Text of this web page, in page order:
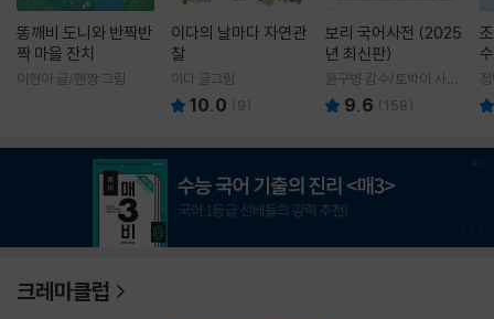
똥깨비 도니와 반짝반
짝 마을 잔치
이현아 글/핸짱 그림
이다의 날마다 자연관
찰
이다 글그림
10.0 (9)
보리 국어사전 (2025
년 최신판)
윤구병 감수/토박이 사전
편찬실 편
9.6 (158)
크레마클럽